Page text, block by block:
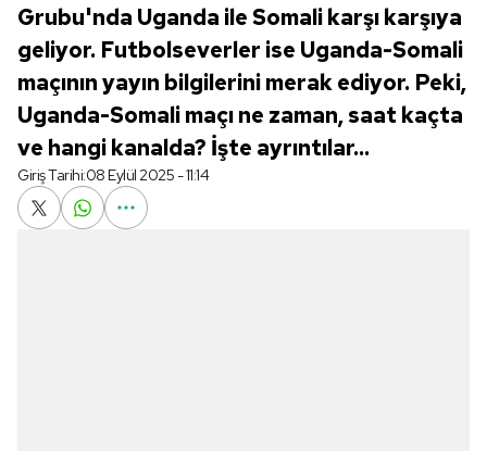
Grubu'nda Uganda ile Somali karşı karşıya
geliyor. Futbolseverler ise Uganda-Somali
maçının yayın bilgilerini merak ediyor. Peki,
Uganda-Somali maçı ne zaman, saat kaçta
ve hangi kanalda? İşte ayrıntılar...
Giriş Tarihi:08 Eylül 2025 - 11:14